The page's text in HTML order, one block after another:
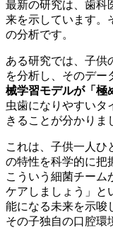
最新の研究は、歯科
来を示しています。
の分析です。
ある研究では、子供
を分析し、そのデー
械学習モデルが「極
虫歯になりやすいタ
きることが分かりま
これは、子供一人ひ
の特性を科学的に把
こういう細菌チーム
ケアしましょう」と
能になる未来を示唆
その子独自の口腔環